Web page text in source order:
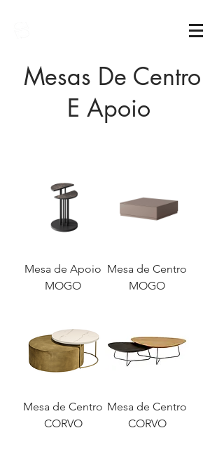
Mesas De Centro
E Apoio
Mesa de Apoio
MOGO
Mesa de Centro
MOGO
Mesa de Centro
CORVO
Mesa de Centro
CORVO